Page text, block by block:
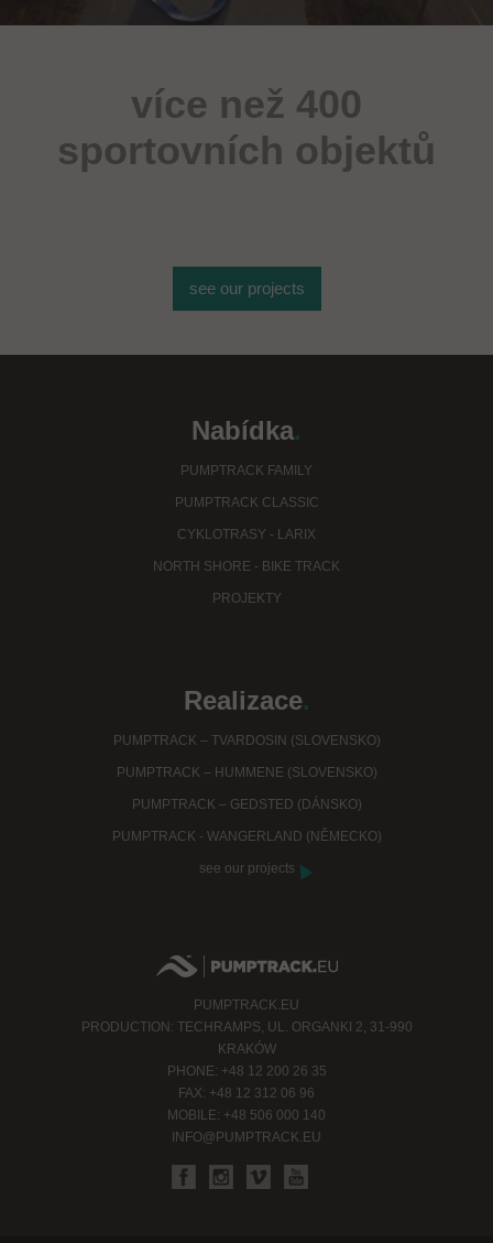
více než 400
sportovních objektů
see our projects
Nabídka.
PUMPTRACK FAMILY
PUMPTRACK CLASSIC
CYKLOTRASY - LARIX
NORTH SHORE - BIKE TRACK
PROJEKTY
Realizace.
PUMPTRACK – TVARDOSIN (SLOVENSKO)
PUMPTRACK – HUMMENE (SLOVENSKO)
PUMPTRACK – GEDSTED (DÁNSKO)
PUMPTRACK - WANGERLAND (NĚMECKO)
see our projects
PUMPTRACK.EU
PRODUCTION: TECHRAMPS, UL. ORGANKI 2, 31-990
KRAKÓW
PHONE: +48 12 200 26 35
FAX: +48 12 312 06 96
MOBILE: +48 506 000 140
INFO@PUMPTRACK.EU